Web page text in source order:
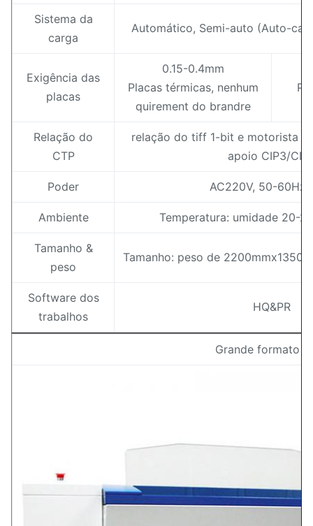
Sistema da
carga
Automático, Semi-auto (Auto-
Exigência das
placas
0.15-0.4mm
Placas térmicas, nenhum
quirement do brandre
Relação do
CTP
relação do tiff 1-bit e motorista
apoio CIP3/
Poder AC220V, 50-60Hz
Ambiente Temperatura: umidade 20-
Tamanho &
peso
Tamanho: peso de
Software dos
trabalhos
HQ&PR
Grande formato